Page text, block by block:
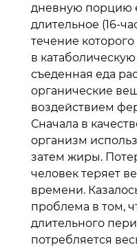
дневную порцию
длительное (16-
течение
в
съеденная еда
органические
воздействием
Сначала в
организм
затем жиры.
человек теряет
времени.
проблема в том,
длительного
потребляется